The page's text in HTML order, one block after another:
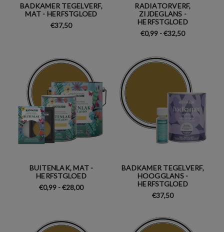
BADKAMER TEGELVERF,
MAT - HERFSTGLOED
€37,50
RADIATORVERF,
ZIJDEGLANS -
HERFSTGLOED
€0,99 - €32,50
BUITENLAK, MAT -
HERFSTGLOED
€0,99 - €28,00
BADKAMER TEGELVERF,
HOOGGLANS -
HERFSTGLOED
€37,50